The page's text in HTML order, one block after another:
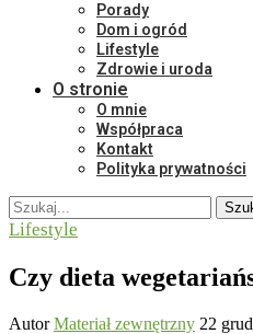
Porady
Dom i ogród
Lifestyle
Zdrowie i uroda
O stronie
O mnie
Współpraca
Kontakt
Polityka prywatności
Lifestyle
Czy dieta
AutorMateriał zewnętrzny 22